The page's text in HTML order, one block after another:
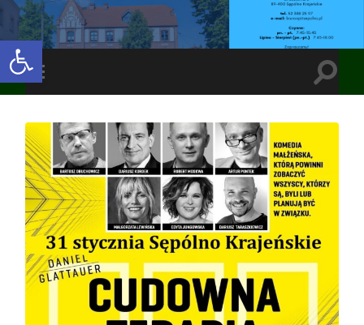
Open toolbar
Toggle
mobile
Toggle